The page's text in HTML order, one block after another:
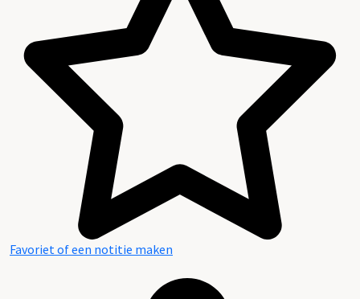
Favoriet of een notitie maken